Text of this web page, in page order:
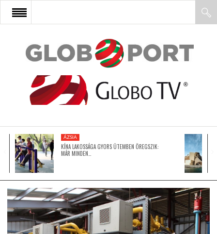
FŐOLDAL
AFRIKA
ÁZSIA
LATIN-AMERIKA
ÁZSIA
KÍNA LAKOSSÁGA GYORS ÜTEMBEN ÖREGSZIK:
MÁR MINDEN…